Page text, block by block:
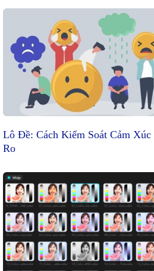
Lô Đề: Cách Kiểm Soát Cảm
Ro